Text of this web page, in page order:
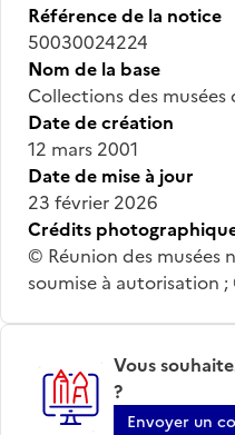
Référence de la notice
50030024224
Nom de la base
Collections des musées
Date de création
12 mars 2001
Date de mise à jour
23 février 2026
Crédits
© Réunion des musées
soumise à autorisation
Vous
?
Envoyer un